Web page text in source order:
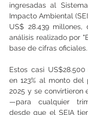
ingresadas al
Impacto Ambiental
US$ 28.439
análisis realizado por
base de cifras oficiales.
Estos casi
en 123% al monto
2025 y se convirtieron
—para cualquier
desde que el SEIA